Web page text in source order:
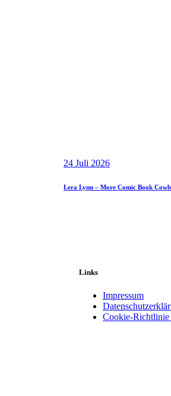
24 Juli 2026
Lera Lynn – More Comic Book
Links
Impressum
Cookie-